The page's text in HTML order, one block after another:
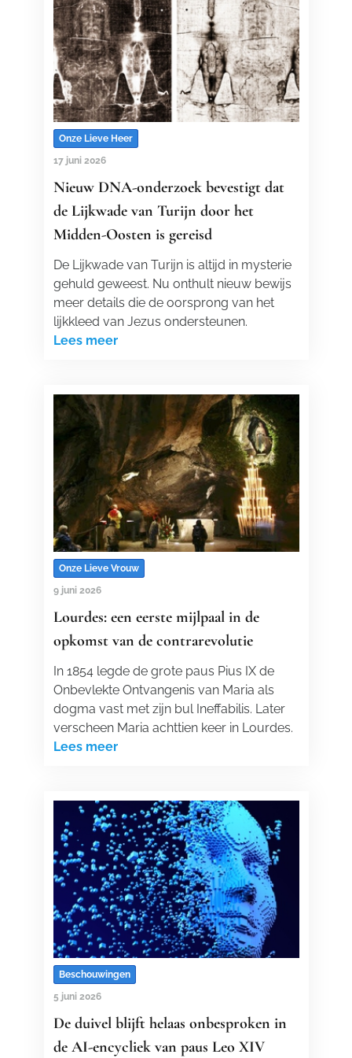
Onze Lieve Heer
17 juni 2026
Nieuw DNA-onderzoek bevestigt dat
de Lijkwade van Turijn door het
Midden-Oosten is gereisd
De Lijkwade van Turijn is altijd in mysterie
gehuld geweest. Nu onthult nieuw bewijs
meer details die de oorsprong van het
lijkkleed van Jezus ondersteunen.
Lees meer
Onze Lieve Vrouw
9 juni 2026
Lourdes: een eerste mijlpaal in de
opkomst van de contrarevolutie
In 1854 legde de grote paus Pius IX de
Onbevlekte Ontvangenis van Maria als
dogma vast met zijn bul Ineffabilis. Later
verscheen Maria achttien keer in Lourdes.
Lees meer
Beschouwingen
5 juni 2026
De duivel blijft helaas onbesproken in
de AI-encycliek van paus Leo XIV